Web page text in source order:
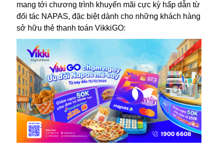
mang tới chương trình khuyến mãi cực kỳ hấp dẫn từ
đối tác NAPAS, đặc biệt dành cho những khách hàng
sở hữu thẻ thanh toán VikkiGO: